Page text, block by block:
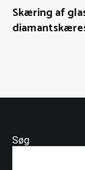
Skæring af
Søg